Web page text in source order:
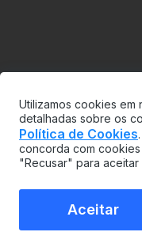
Utilizamos cookies em
detalhadas sobre os
Política de Cookies
concorda com
"Recusar" para
Aceitar